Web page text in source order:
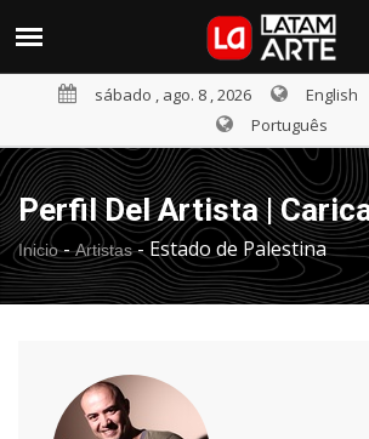
sábado , ago. 8 , 2026 English
Português
Perfil Del Artista |
Inicio- Artistas- Estado de Palestina